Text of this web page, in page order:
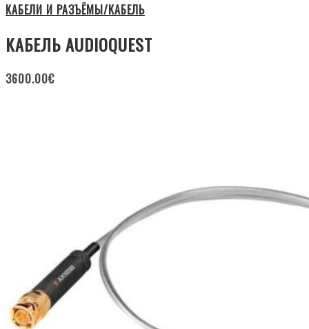
КАБЕЛИ И РАЗЪЁМЫ/КАБЕЛЬ
КАБЕЛЬ AUDIOQUEST
3600.00€